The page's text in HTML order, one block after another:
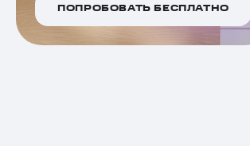
ПОПРОБОВАТЬ БЕСПЛАТНО